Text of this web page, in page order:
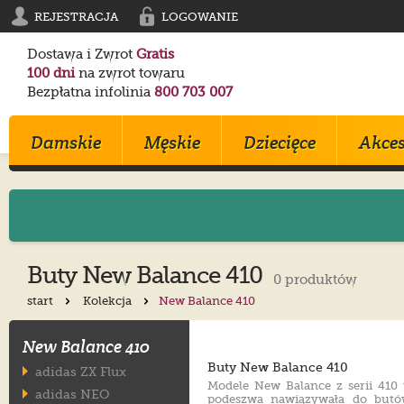
REJESTRACJA LOGOWANIE
Dostawa i Zwrot Gratis
100 dnina zwrot towaru
Bezpłatna infolinia 800 703 007
Damskie
Sandały
Na Obcasie
Trampki
Sportowe
Botki
Półbuty
Converse
Maciejka
Melissa
Blundstone
Męskie
Trampki
Sztyblety
Sportowe
Półbuty
Sandały
Glany
Blundstone
Skechers
Crocs
Tommy Hilfiger
Dziecięce
Sportowe
Klapki
Sandałki
Kozaki
Trzewiki
Balerinki
Crocs
Geox
Salomon
EMU Australia
Buty New Balance 410 0 produktów
start Kolekcja New Balance 410
New Balance 410
adidas ZX Flux
adidas NEO
Buty New Balance 410
Modele New Balance z serii
podeszwa nawiązywała do